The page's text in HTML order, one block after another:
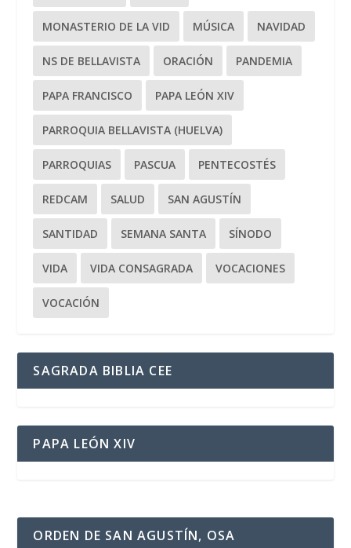
MONASTERIO DE LA VID MÚSICA NAVIDAD
NS DE BELLAVISTA ORACIÓN PANDEMIA
PAPA FRANCISCO PAPA LEÓN XIV
PARROQUIA BELLAVISTA (HUELVA)
PARROQUIAS PASCUA PENTECOSTÉS
REDCAM SALUD SAN AGUSTÍN
SANTIDAD SEMANA SANTA SÍNODO
VIDA VIDA CONSAGRADA VOCACIONES
VOCACIÓN
SAGRADA BIBLIA CEE
PAPA LEÓN XIV
ORDEN DE SAN AGUSTÍN, OSA